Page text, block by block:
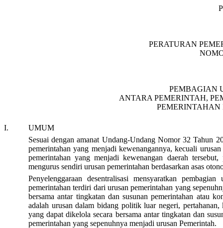
PERATURAN
PEMBAGIAN
ANTARA PEMERINTAH,
I.
UMUM
Sesuai dengan amanat Undang-Undang Nomor 32 Tahun
pemerintahan yang menjadi kewenangannya, kecuali
pemerintahan yang menjadi kewenangan daerah
mengurus sendiri urusan pemerintahan berdasarkan asas
Penyelenggaraan desentralisasi mensyaratkan
pemerintahan terdiri dari urusan pemerintahan yang
bersama antar tingkatan dan susunan pemerintahan atau
adalah urusan dalam bidang politik luar negeri,
yang dapat dikelola secara bersama antar tingkatan dan
pemerintahan yang sepenuhnya menjadi urusan Pemerintah.